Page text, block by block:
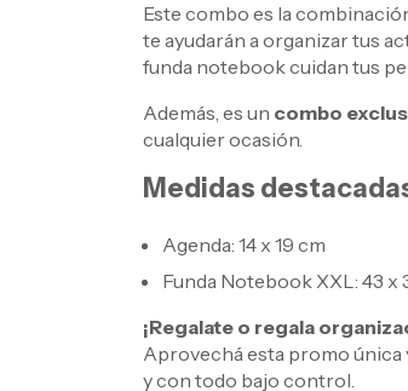
Este combo es la
te ayudarán a organizar tus
funda notebook cuidan tus
Además, es un combo
cualquier ocasión.
Medidas
Agenda: 14 x 19 cm
Funda Notebook XXL: 43 x
¡Regalate o regala
Aprovechá esta promo única
y con todo bajo control.